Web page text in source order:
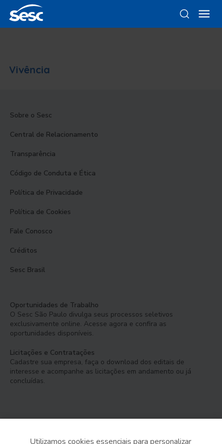
Vivência
Sobre o Sesc
Central de Relacionamento
Transparência
Código de Conduta e Ética
Política de Privacidade
Política de Cookies
Fale Conosco
Créditos
Sesc Brasil
Oportunidades de Trabalho
O Sesc São Paulo divulga seus processos seletivos
exclusivamente online. Acesse agora e confira as
oportunidades disponíveis.
Licitações e Contratações
Cadastre sua empresa, faça o download dos editais de
interesse e acompanhe as licitações em andamento ou já
concluídas.
Utilizamos cookies essenciais para personalizar